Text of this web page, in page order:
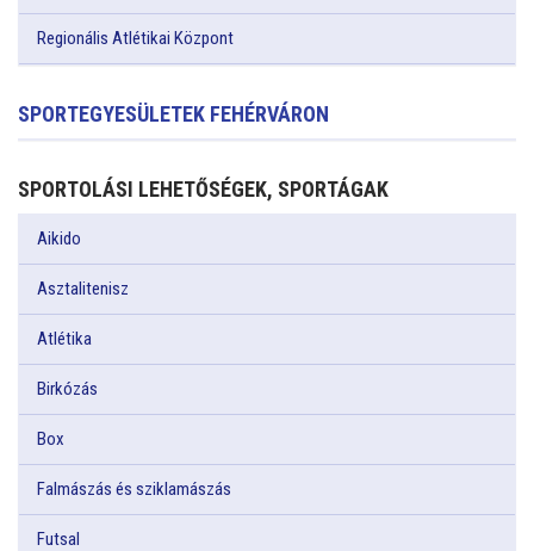
Regionális Atlétikai Központ
SPORTEGYESÜLETEK FEHÉRVÁRON
SPORTOLÁSI LEHETŐSÉGEK, SPORTÁGAK
Aikido
Asztalitenisz
Atlétika
Birkózás
Box
Falmászás és sziklamászás
Futsal